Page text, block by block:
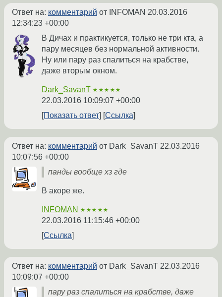
Ответ на: комментарий от INFOMAN 20.03.2016
12:34:23 +00:00
В Дичах и практикуется, только не три кта, а
пару месяцев без нормальной активности.
Ну или пару раз спалиться на крабстве,
даже вторым окном.
Dark_SavanT ★★★★★
22.03.2016 10:09:07 +00:00
Показать ответ
Ссылка
Ответ на: комментарий от Dark_SavanT 22.03.2016
10:07:56 +00:00
панды вообще хз где
В акоре же.
INFOMAN ★★★★★
22.03.2016 11:15:46 +00:00
Ссылка
Ответ на: комментарий от Dark_SavanT 22.03.2016
10:09:07 +00:00
пару раз спалиться на крабстве, даже